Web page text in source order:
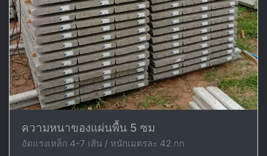
ความหนาของแผ่นพื้น 5 ซม
อัดแรงเหล็ก 4-7 เส้น / หนักเมตรละ 42 กก